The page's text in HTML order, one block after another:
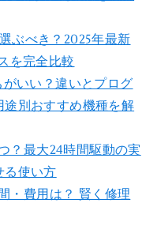
ぶべき？2025年最新
を完全比較
いい？違いとプログ
別おすすめ機種を解
？最大24時間駆動の実
る使い方
・費用は？ 賢く修理